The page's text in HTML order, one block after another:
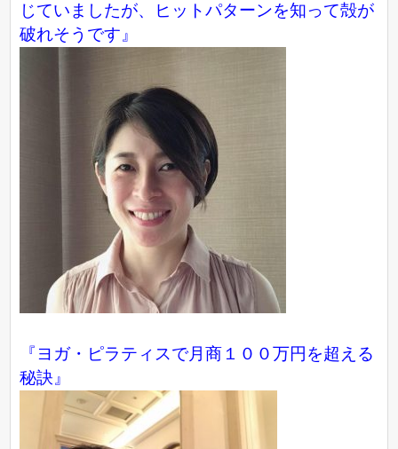
じていましたが、ヒットパターンを知って殻が
破れそうです』
『ヨガ・ピラティスで月商１００万円を超える
秘訣』